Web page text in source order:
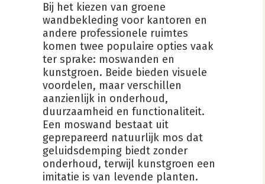
Bij het kiezen van groene
wandbekleding voor kantoren en
andere professionele ruimtes
komen twee populaire opties vaak
ter sprake: moswanden en
kunstgroen. Beide bieden visuele
voordelen, maar verschillen
aanzienlijk in onderhoud,
duurzaamheid en functionaliteit.
Een moswand bestaat uit
geprepareerd natuurlijk mos dat
geluidsdemping biedt zonder
onderhoud, terwijl kunstgroen een
imitatie is van levende planten.